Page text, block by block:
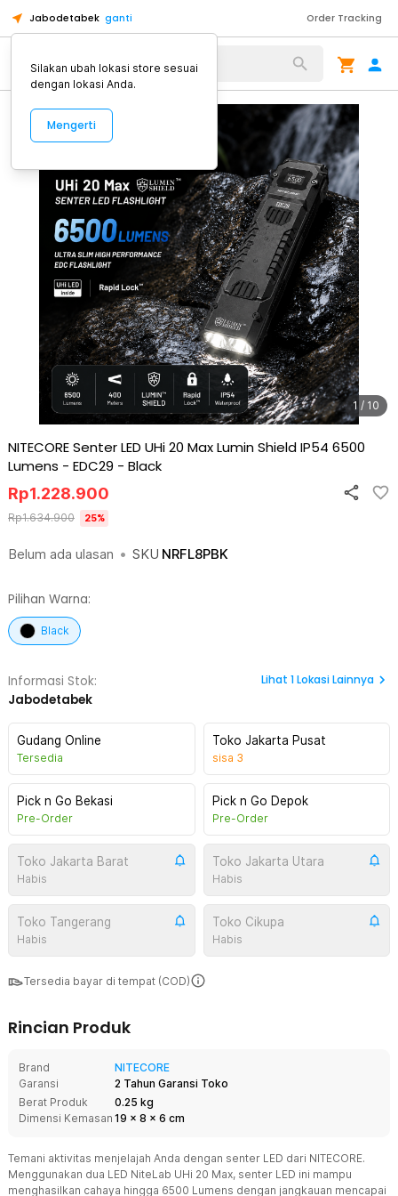
Jabodetabek ganti Order Tracking
Alat Kopi
1 / 10
NITECORE Senter LED UHi 20 Max Lumin Shield IP54 6500
Lumens - EDC29 - Black
Belum ada ulasan • SKU NRFL8PBK
Rp1.228.900
Rp1.634.900 25%
Pilihan Warna:
Black
Informasi Stok:
Jabodetabek
Lihat 1Lokasi Lainnya
Gudang Online
Tersedia
Toko Jakarta Pusat
sisa 3
Pick n Go Bekasi
Pre-Order
Pick n Go Depok
Pre-Order
Toko Jakarta Barat
Habis
Toko Jakarta Utara
Habis
Toko Tangerang
Habis
Toko Cikupa
Habis
Tersedia bayar di tempat (COD)
Rincian Produk
Brand
NITECORE
Garansi
2 Tahun Garansi Toko
Berat Produk
0.25 kg
Dimensi Kemasan 19 x 8 x 6 cm
Temani aktivitas menjelajah Anda dengan senter LED dari NITECORE.
Menggunakan dua LED NiteLab UHi 20 Max, senter LED ini mampu
menghasilkan cahaya hingga 6500 Lumens dengan jangkauan mencapai
Silakan ubah lokasi store sesuai
dengan lokasi Anda.
Mengerti